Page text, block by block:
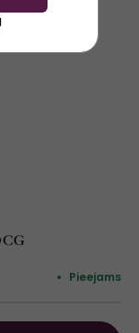
Pieejams